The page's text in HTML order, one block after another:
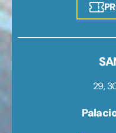
29,